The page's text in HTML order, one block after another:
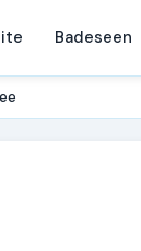
Badeseen